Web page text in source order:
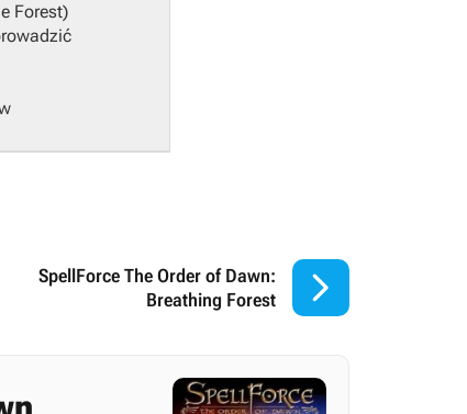
Forest)
SpellForce The Order of Dawn:
Breathing Forest
